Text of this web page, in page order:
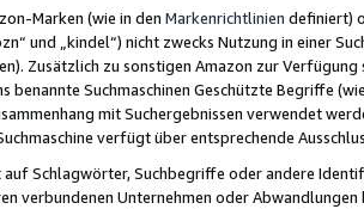
Marken (wie in den Markenrichtlinien definiert)
und „kindel“) nicht zwecks Nutzung in einer
Zusätzlich zu sonstigen Amazon zur
benannte Suchmaschinen Geschützte Begriffe
mit Suchergebnissen verwendet
verfügt über entsprechende
Schlagwörter, Suchbegriffe oder andere
verbundenen Unternehmen oder